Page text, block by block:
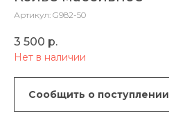
Артикул: G982-50
3 500 р.
Нет в наличии
Сообщить о поступлении